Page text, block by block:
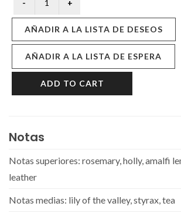
AÑADIR A LA LISTA DE DESEOS
AÑADIR A LA LISTA DE ESPERA
ADD TO CART
Notas
Notas superiores: rosemary, holly, amalfi
leather
Notas medias: lily of the valley, styrax, tea